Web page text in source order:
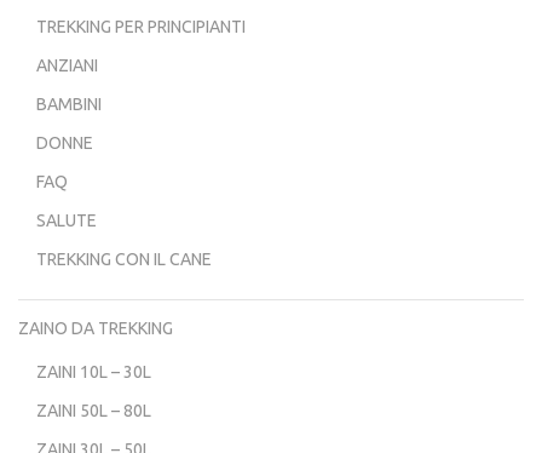
TREKKING PER PRINCIPIANTI
ANZIANI
BAMBINI
DONNE
FAQ
SALUTE
TREKKING CON IL CANE
ZAINO DA TREKKING
ZAINI 10L – 30L
ZAINI 50L – 80L